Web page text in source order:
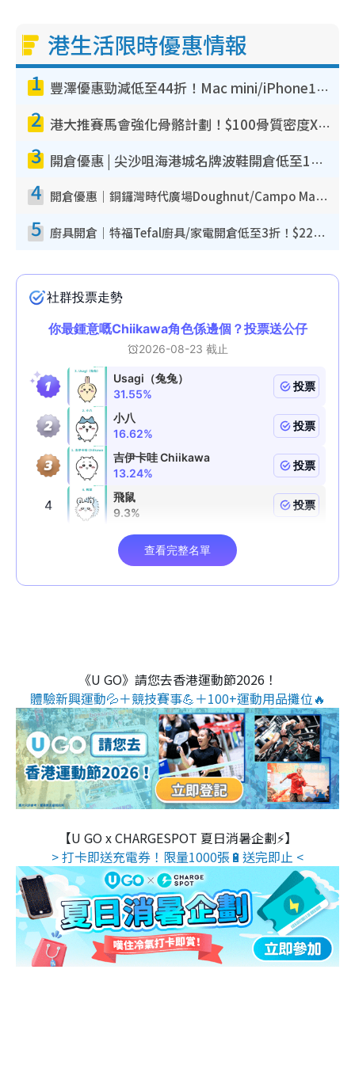
港生活限時優惠情報
1 豐澤優惠勁減低至44折！Mac mini/iPhone17Pro大減價！廚房家電$220起
2 港大推賽馬會強化骨骼計劃！$100骨質密度X光檢查 完成免費運動訓練送超市禮券！附參加資格
3 開倉優惠 | 尖沙咀海港城名牌波鞋開倉低至1折！On鞋$899起／Joy&Peace鞋履$98起
4 開倉優惠｜銅鑼灣時代廣場Doughnut/Campo Marzio開倉低至1折！背囊、書包、手袋劈價$200起
5 廚具開倉｜特福Tefal廚具/家電開倉低至3折！$220起買平底鍋/炒鑊/湯煲！電飯煲/吸塵機/燙斗$418起
《U GO》請您去香港運動節2026！
體驗新興運動💦＋競技賽事💪＋100+運動用品攤位🔥
【U GO x CHARGESPOT 夏日消暑企劃⚡】
> 打卡即送充電券！限量1000張🔋送完即止 <